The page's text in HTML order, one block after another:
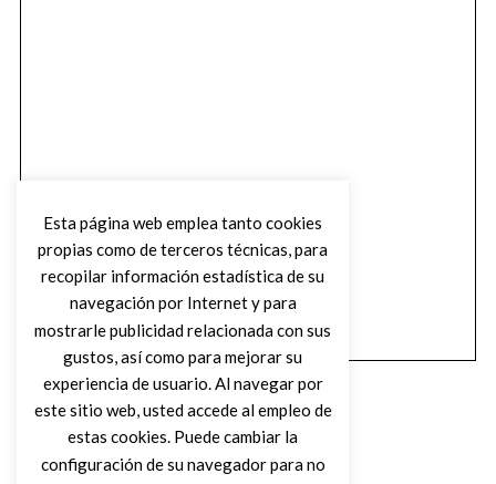
Esta página web emplea tanto cookies
propias como de terceros técnicas, para
recopilar información estadística de su
navegación por Internet y para
mostrarle publicidad relacionada con sus
gustos, así como para mejorar su
experiencia de usuario. Al navegar por
este sitio web, usted accede al empleo de
estas cookies. Puede cambiar la
configuración de su navegador para no